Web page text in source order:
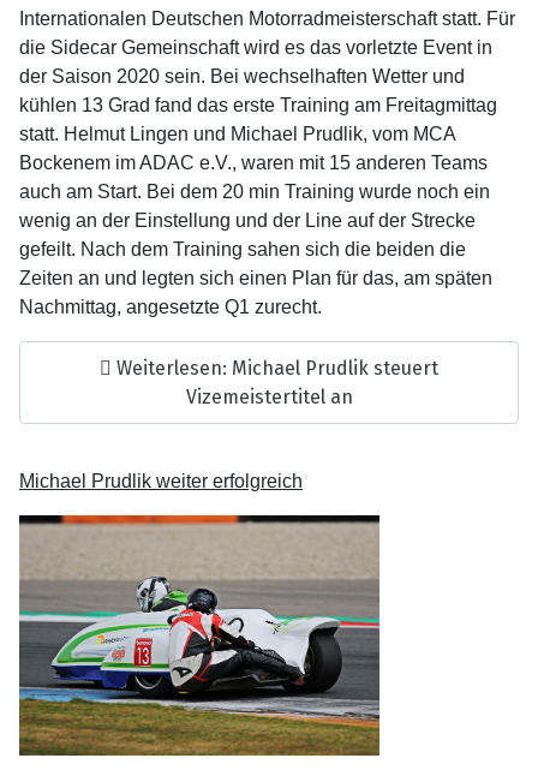
Internationalen Deutschen Motorradmeisterschaft statt. Für
die Sidecar Gemeinschaft wird es das vorletzte Event in
der Saison 2020 sein. Bei wechselhaften Wetter und
kühlen 13 Grad fand das erste Training am Freitagmittag
statt. Helmut Lingen und Michael Prudlik, vom MCA
Bockenem im ADAC e.V., waren mit 15 anderen Teams
auch am Start. Bei dem 20 min Training wurde noch ein
wenig an der Einstellung und der Line auf der Strecke
gefeilt. Nach dem Training sahen sich die beiden die
Zeiten an und legten sich einen Plan für das, am späten
Nachmittag, angesetzte Q1 zurecht.
Weiterlesen: Michael Prudlik steuert
Vizemeistertitel an
Michael Prudlik weiter erfolgreich